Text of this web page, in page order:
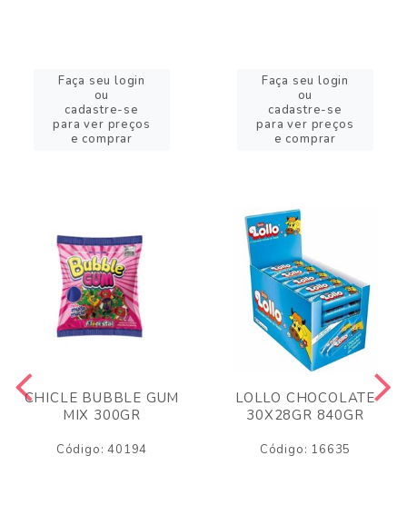
Faça seu login
ou
cadastre-se
para ver preços
e comprar
Faça seu login
ou
cadastre-se
para ver preços
e comprar
CHICLE BUBBLE GUM
MIX 300GR
Código: 40194
LOLLO CHOCOLATE
30X28GR 840GR
Código: 16635